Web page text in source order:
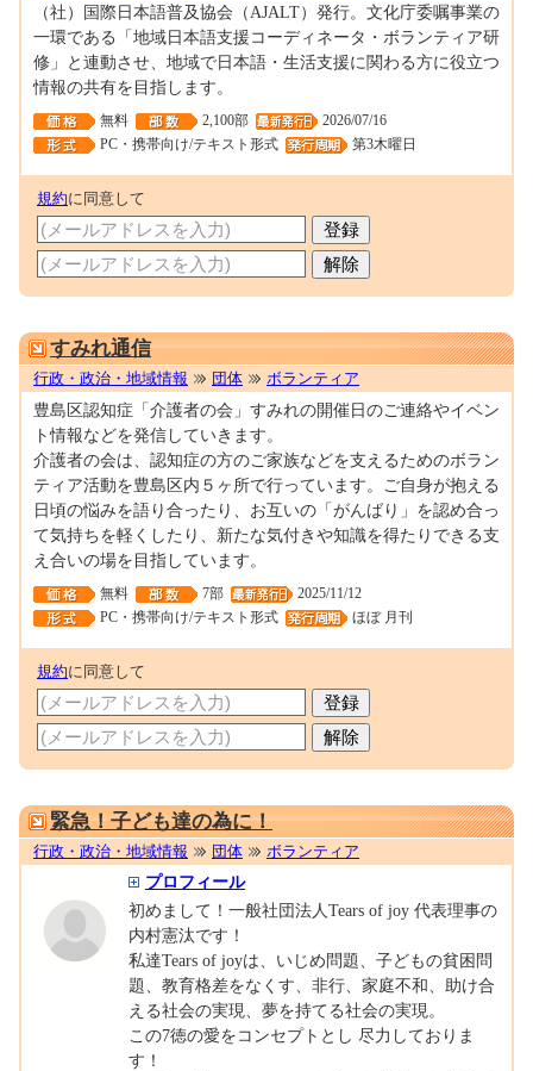
（社）国際日本語普及協会（AJALT）発行。文化庁委嘱事業の
一環である「地域日本語支援コーディネータ・ボランティア研
修」と連動させ、地域で日本語・生活支援に関わる方に役立つ
情報の共有を目指します。
無料 2,100部
2026/07/16
PC・携帯向け/テキスト形式
第3木曜日
規約に同意して
すみれ通信
行政・政治・地域情報 団体 ボランティア
豊島区認知症「介護者の会」すみれの開催日のご連絡やイベン
ト情報などを発信していきます。
介護者の会は、認知症の方のご家族などを支えるためのボラン
ティア活動を豊島区内５ヶ所で行っています。ご自身が抱える
日頃の悩みを語り合ったり、お互いの「がんばり」を認め合っ
て気持ちを軽くしたり、新たな気付きや知識を得たりできる支
え合いの場を目指しています。
無料 7部
2025/11/12
PC・携帯向け/テキスト形式
ほぼ 月刊
規約に同意して
緊急！子ども達の為に！
行政・政治・地域情報 団体 ボランティア
プロフィール
初めまして！一般社団法人Tears of joy 代表理事の
内村憲汰です！
私達Tears of joyは、いじめ問題、子どもの貧困問
題、教育格差をなくす、非行、家庭不和、助け合
える社会の実現、夢を持てる社会の実現。
この7徳の愛をコンセプトとし 尽力しておりま
す！